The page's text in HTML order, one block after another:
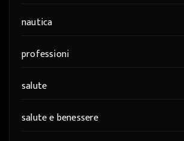
nautica
professioni
salute
salute e benessere